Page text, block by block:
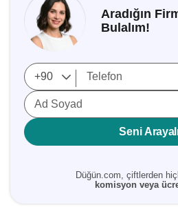
Aradığın
Bulalım!
Ad Soyad
Seni
Düğün.com, çiftlerden
komisyon veya